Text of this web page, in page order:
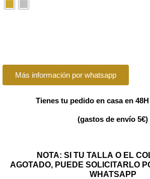
Más información por whatsapp
Tienes tu pedido en casa en
(gastos de envío 5€)
NOTA: SI TU TALLA O EL
AGOTADO, PUEDE SOLICITARLO
WHATSAPP